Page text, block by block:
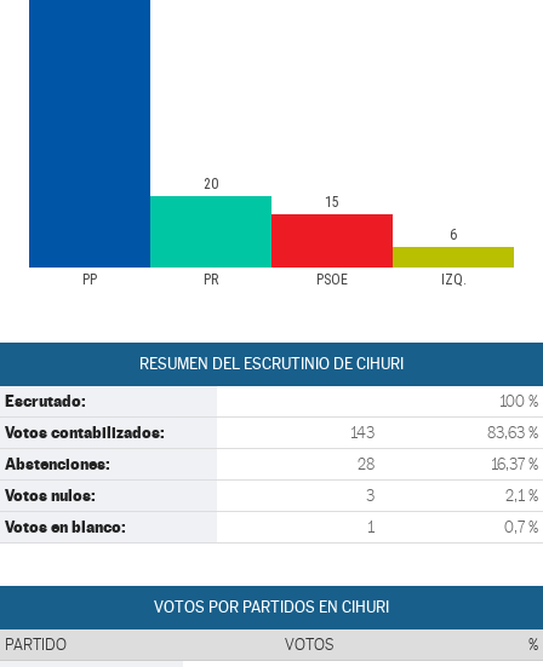
PP PR PSOE IZQ.
20
15
6
RESUMEN DEL ESCRUTINIO DE CIHURI
Escrutado: 100 %
Votos contabilizados: 143 83,63 %
Abstenciones: 28 16,37 %
Votos nulos: 3 2,1 %
Votos en blanco: 1 0,7 %
VOTOS POR PARTIDOS EN CIHURI
PARTIDO VOTOS %